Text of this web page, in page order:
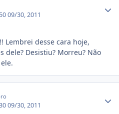
09/30, 2011
Lembrei desse cara hoje,
dele? Desistiu? Morreu? Não
09/30, 2011